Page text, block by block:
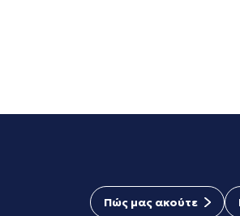
Πώς μας ακούτε